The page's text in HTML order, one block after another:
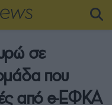
σε
που
από e-ΕΦΚΑ